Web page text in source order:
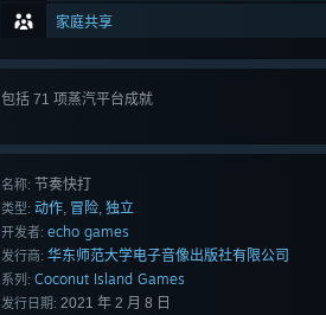
家庭共享
包括 71 项蒸汽平台成就
名称: 节奏快打
类型: 动作, 冒险, 独立
开发者: echo games
发行商: 华东师范大学电子音像出版社有限公司
系列: Coconut Island Games
发行日期: 2021 年 2 月 8 日